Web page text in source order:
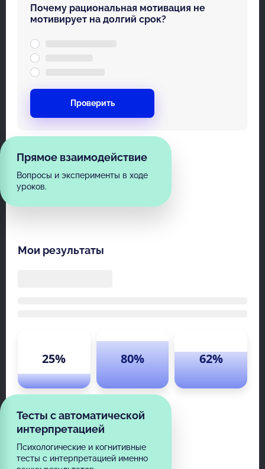
Почему рациональная мотивация не
мотивирует на долгий срок?
Проверить
Прямое взаимодействие
Вопросы и эксперименты в ходе
уроков.
Мои результаты
25% 80% 62%
Тесты с автоматической
интерпретацией
Психологические и когнитивные
тесты с интерпретацией именно